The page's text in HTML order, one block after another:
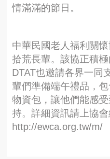
情滿滿的節日。
中華民國老人福利關
拾荒長輩。該協正積
DTAT也邀請各界一同
輩們準備端午禮品，
物資包，讓他們能感
持。詳細資訊請上協會
http://ewca.org.tw/m/